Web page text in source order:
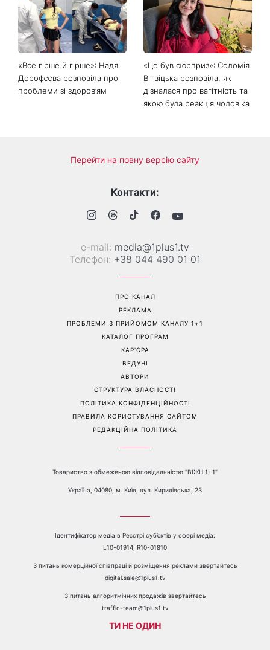
«Все гірше й гірше»: Надя
Дорофєєва розповіла про
проблеми зі здоров’ям
«Це був сюрприз»: Соломія
Вітвіцька розповіла, як
дізналася про вагітність та
якою була реакція чоловіка
Перейти на повну версію сайту
Контакти:
е-mail: media@1plus1.tv
Телефон: +38 044 490 01 01
ПРО КАНАЛ
РЕКЛАМА
ПРОБЛЕМИ З ПРИЙОМОМ КАНАЛУ 1+1
КАТАЛОГ ПРОГРАМ
КАР’ЄРА
ВЕДУЧІ
АВТОРИ
СТРУКТУРА ВЛАСНОСТІ
ПОЛІТИКА КОНФІДЕНЦІЙНОСТІ
ПРАВИЛА КОРИСТУВАННЯ САЙТОМ
РЕДАКЦІЙНА ПОЛІТИКА
Товариство з обмеженою відповідальністю "ВІЖН 1+1"
Україна, 04080, м. Київ, вул. Кирилівська, 23
Ідентифікатор медіа в Реєстрі суб’єктів у сфері медіа:
L10-01914, R10-01810
З питань комерційної співпраці й розміщення реклами звертайтесь
digital.sale@1plus1.tv
З питань алгоритмічних продажів звертайтесь
traffic-team@1plus1.tv
ТИ НЕ ОДИН